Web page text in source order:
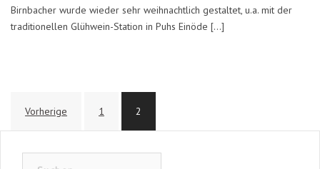
Birnbacher wurde wieder sehr weihnachtlich gestaltet, u.a. mit der
traditionellen Glühwein-Station in Puhs Einöde […]
Seitennummerierung
der
Vorherige 1 2